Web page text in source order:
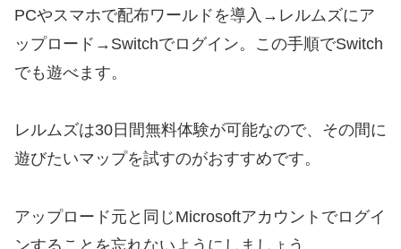
PCやスマホで配布ワールドを導入→レルムズにア
ップロード→Switchでログイン。この手順でSwitch
でも遊べます。
レルムズは30日間無料体験が可能なので、その間に
遊びたいマップを試すのがおすすめです。
アップロード元と同じMicrosoftアカウントでログイ
ンすることを忘れないようにしましょう。